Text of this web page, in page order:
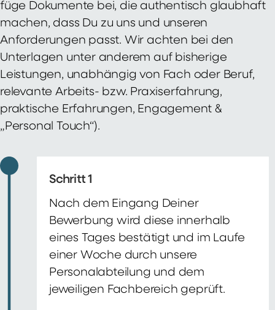
füge Dokumente bei, die authentisch glaubhaft
machen, dass Du zu uns und unseren
Anforderungen passt. Wir achten bei den
Unterlagen unter anderem auf bisherige
Leistungen, unabhängig von Fach oder Beruf,
relevante Arbeits- bzw. Praxiserfahrung,
praktische Erfahrungen, Engagement &
„Personal Touch“).
Schritt 1
Nach dem Eingang Deiner
Bewerbung wird diese innerhalb
eines Tages bestätigt und im Laufe
einer Woche durch unsere
Personalabteilung und dem
jeweiligen Fachbereich geprüft.